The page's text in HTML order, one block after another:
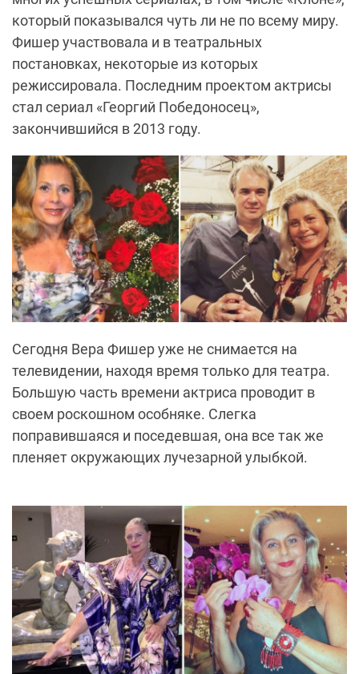
который показывался чуть ли не по всему миру.
Фишер участвовала и в театральных
постановках, некоторые из которых
режиссировала. Последним проектом актрисы
стал сериал «Георгий Победоносец»,
закончившийся в 2013 году.
Сегодня Вера Фишер уже не снимается на
телевидении, находя время только для театра.
Большую часть времени актриса проводит в
своем роскошном особняке. Слегка
поправившаяся и поседевшая, она все так же
пленяет окружающих лучезарной улыбкой.